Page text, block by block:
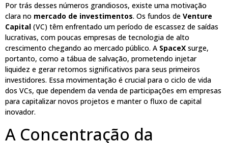
Por trás desses números grandiosos, existe uma motivação
clara no mercado de investimentos. Os fundos de Venture
Capital (VC) têm enfrentado um período de escassez de saídas
lucrativas, com poucas empresas de tecnologia de alto
crescimento chegando ao mercado público. A SpaceX surge,
portanto, como a tábua de salvação, prometendo injetar
liquidez e gerar retornos significativos para seus primeiros
investidores. Essa movimentação é crucial para o ciclo de vida
dos VCs, que dependem da venda de participações em empresas
para capitalizar novos projetos e manter o fluxo de capital
inovador.
A Concentração da